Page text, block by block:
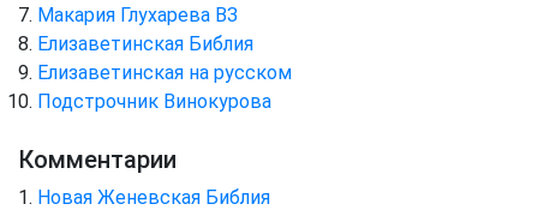
Макария Глухарева ВЗ
Елизаветинская Библия
Елизаветинская на русском
Подстрочник Винокурова
Комментарии
Новая Женевская Библия